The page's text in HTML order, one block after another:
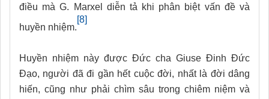
điều mà G. Marxel diễn tả khi phân biệt vấn đề và
huyền nhiệm.
[8]
Huyền nhiệm này được Đức cha Giuse Đinh Đức
Đạo, người đã đi gần hết cuộc đời, nhất là đời dâng
hiến, cũng như phải chìm sâu trong chiêm niệm và